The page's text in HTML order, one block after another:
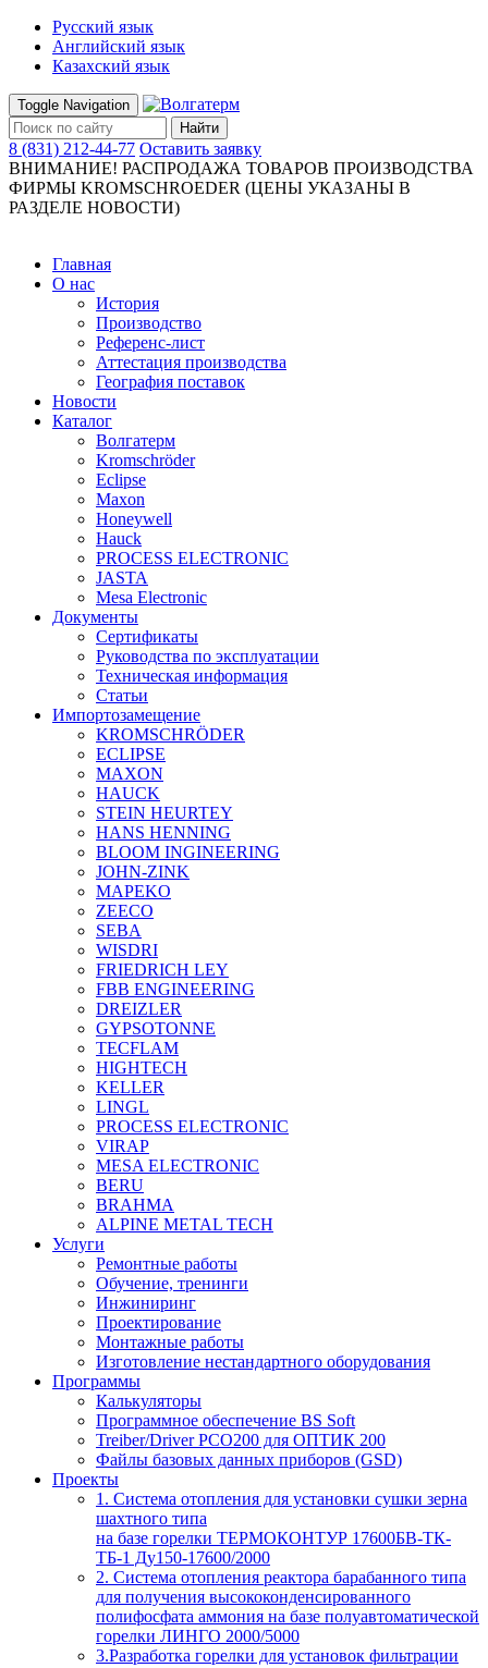
Русский язык
Английский язык
Казахский язык
Toggle Navigation
Найти
8 (831) 212-44-77 Оставить заявку
ВНИМАНИЕ! РАСПРОДАЖА ТОВАРОВ ПРОИЗВОДСТВА
ФИРМЫ KROMSCHROEDER (ЦЕНЫ УКАЗАНЫ В
РАЗДЕЛЕ НОВОСТИ)
Главная
О нас
История
Производство
Референс-лист
Аттестация производства
География поставок
Новости
Каталог
Волгатерм
Kromschröder
Eclipse
Maxon
Honeywell
Hauck
PROCESS ELECTRONIC
JASTA
Mesa Electronic
Документы
Сертификаты
Руководства по эксплуатации
Техническая информация
Статьи
Импортозамещение
KROMSCHRÖDER
ECLIPSE
MAXON
HAUCK
STEIN HEURTEY
HANS HENNING
BLOOM INGINEERING
JOHN-ZINK
MAPEKO
ZEECO
SEBA
WISDRI
FRIEDRICH LEY
FBB ENGINEERING
DREIZLER
GYPSOTONNE
TECFLAM
HIGHTECH
KELLER
LINGL
PROCESS ELECTRONIC
VIRAP
MESA ELECTRONIC
BERU
BRAHMA
ALPINE METAL TECH
Услуги
Ремонтные работы
Обучение, тренинги
Инжиниринг
Проектирование
Монтажные работы
Изготовление нестандартного оборудования
Программы
Калькуляторы
Программное обеспечение BS Soft
Treiber/Driver PCO200 для ОПТИК 200
Файлы базовых данных приборов (GSD)
Проекты
1. Система отопления для установки сушки зерна
шахтного типа
на базе горелки ТЕРМОКОНТУР 17600БВ-ТК-
ТБ-1 Ду150-17600/2000
2. Система отопления реактора барабанного типа
для получения высококонденсированного
полифосфата аммония на базе полуавтоматической
горелки ЛИНГО 2000/5000
3.Разработка горелки для установок фильтрации